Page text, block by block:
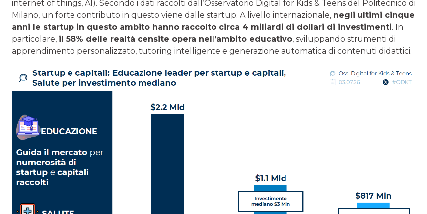
internet of things, AI). Secondo i dati raccolti dall’Osservatorio Digital for Kids & Teens del Politecnico di
Milano, un forte contributo in questo viene dalle startup. A livello internazionale, negli ultimi cinque
anni le startup in questo ambito hanno raccolto circa 4 miliardi di dollari di investimenti. In
particolare, il 58% delle realtà censite opera nell’ambito educativo, sviluppando strumenti di
apprendimento personalizzato, tutoring intelligente e generazione automatica di contenuti didattici.